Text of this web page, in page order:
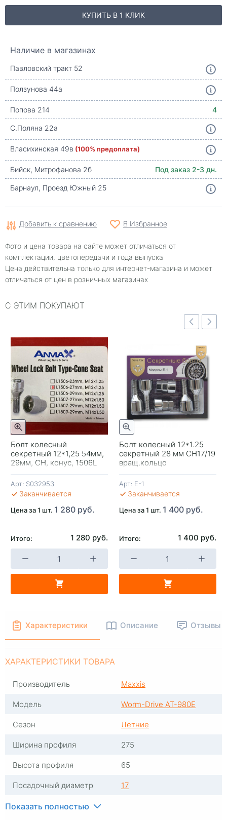
КУПИТЬ В 1 КЛИК
Наличие в магазинах
Павловский тракт 52
Ползунова 44а
Попова 214
4
С.Поляна 22а
Власихинская 49в (100% предоплата)
Бийск, Митрофанова 2б
Под заказ 2-3 дн.
Барнаул, Проезд Южный 25
Добавить к сравнению В Избранное
Фото и цена товара на сайте может отличаться от
комплектации, цветопередачи и года выпуска
Цена действительна только для интернет-магазина и может
отличаться от цен в розничных магазинах
С ЭТИМ ПОКУПАЮТ
Болт колесный
секретный 12*1,25 54мм,
29мм, CH, конус, 1506L
Anmax
Арт: S032953
Заканчивается
Цена за 1 шт. 1 280 руб.
Итого: 1 280 руб.
Болт колесный 12*1.25
секретный 28 мм CH17/19
вращ.кольцо
Арт: E-1
Заканчивается
Цена за 1 шт. 1 400 руб.
Итого: 1 400 руб.
-
Быстрый просмотр
Характеристики Описание Отзывы
ХАРАКТЕРИСТИКИ ТОВАРА
Производитель
Maxxis
Модель
Worm-Drive AT-980E
Сезон
Летние
Ширина профиля
275
Высота профиля
65
Посадочный диаметр
17
Индекс скорости
Показать полностью